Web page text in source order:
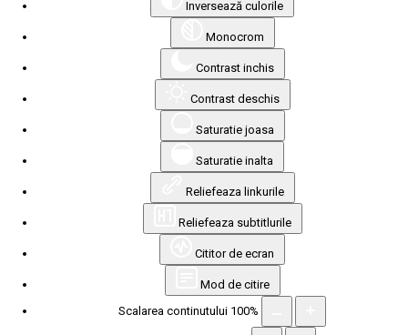
Inversează culorile
Monocrom
Contrast inchis
Contrast deschis
Saturatie joasa
Saturatie inalta
Reliefeaza linkurile
Reliefeaza subtitlurile
Cititor de ecran
Mod de citire
Scalarea continutului 100%